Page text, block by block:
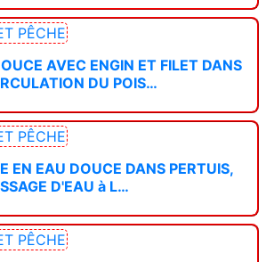
PÊCHE
AVEC ENGIN ET FILET DANS
DU POIS…
PÊCHE
EN EAU DOUCE DANS PERTUIS,
D'EAU à L…
PÊCHE